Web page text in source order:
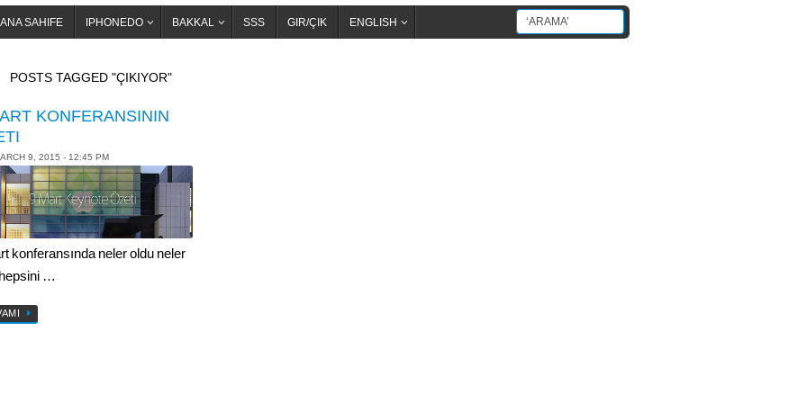
ANA SAHIFE IPHONEDO BAKKAL SSS GIR/ÇIK ENGLISH
POSTS TAGGED "ÇIKIYOR"
KONFERANSININ
9, 2015 - 12:45 PM
konferansında neler oldu neler
…